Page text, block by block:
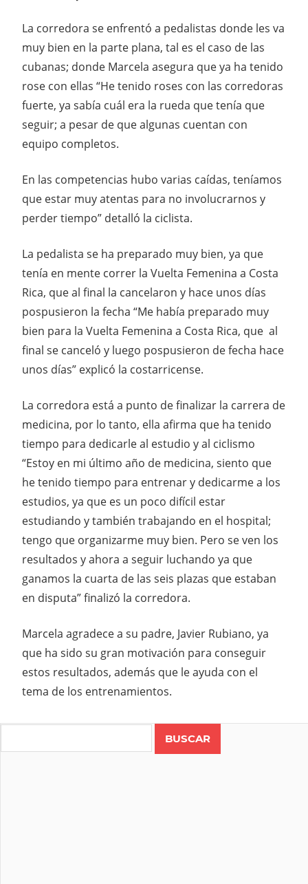
La corredora se enfrentó a pedalistas donde les va
muy bien en la parte plana, tal es el caso de las
cubanas; donde Marcela asegura que ya ha tenido
rose con ellas “He tenido roses con las corredoras
fuerte, ya sabía cuál era la rueda que tenía que
seguir; a pesar de que algunas cuentan con
equipo completos.
En las competencias hubo varias caídas, teníamos
que estar muy atentas para no involucrarnos y
perder tiempo” detalló la ciclista.
La pedalista se ha preparado muy bien, ya que
tenía en mente correr la Vuelta Femenina a Costa
Rica, que al final la cancelaron y hace unos días
pospusieron la fecha “Me había preparado muy
bien para la Vuelta Femenina a Costa Rica, que al
final se canceló y luego pospusieron de fecha hace
unos días” explicó la costarricense.
La corredora está a punto de finalizar la carrera de
medicina, por lo tanto, ella afirma que ha tenido
tiempo para dedicarle al estudio y al ciclismo
“Estoy en mi último año de medicina, siento que
he tenido tiempo para entrenar y dedicarme a los
estudios, ya que es un poco difícil estar
estudiando y también trabajando en el hospital;
tengo que organizarme muy bien. Pero se ven los
resultados y ahora a seguir luchando ya que
ganamos la cuarta de las seis plazas que estaban
en disputa” finalizó la corredora.
Marcela agradece a su padre, Javier Rubiano, ya
que ha sido su gran motivación para conseguir
estos resultados, además que le ayuda con el
tema de los entrenamientos.